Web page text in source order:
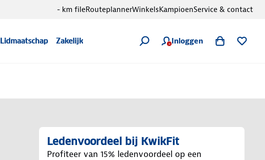
Lidmaatschap Zakelijk Inloggen
- km fileRouteplannerWinkelsKampioenService & contact
Ledenvoordeel bij KwikFit
Profiteer van 15% ledenvoordeel op een